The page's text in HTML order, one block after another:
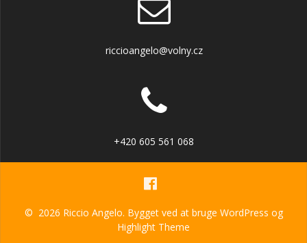
riccioangelo@volny.cz
+420 605 561 068
© 2026 Riccio Angelo. Bygget ved at bruge WordPress og
Highlight Theme